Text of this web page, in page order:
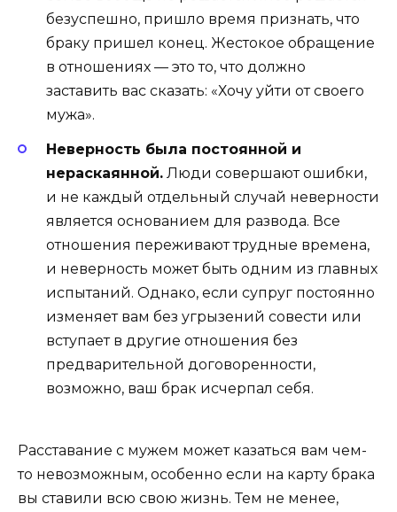
безуспешно, пришло время признать, что
браку пришел конец. Жестокое обращение
в отношениях — это то, что должно
заставить вас сказать: «Хочу уйти от своего
мужа».
Неверность была постоянной и
нераскаянной. Люди совершают ошибки,
и не каждый отдельный случай неверности
является основанием для развода. Все
отношения переживают трудные времена,
и неверность может быть одним из главных
испытаний. Однако, если супруг постоянно
изменяет вам без угрызений совести или
вступает в другие отношения без
предварительной договоренности,
возможно, ваш брак исчерпал себя.
Расставание с мужем может казаться вам чем-
то невозможным, особенно если на карту брака
вы ставили всю свою жизнь. Тем не менее,